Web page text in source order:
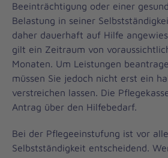
Beeinträchtigung oder einer
Belastung in seiner
daher dauerhaft auf Hilfe
gilt ein Zeitraum von
Monaten. Um Leistungen
müssen Sie jedoch nicht erst ein
verstreichen lassen. Die
Antrag über den Hilfebedarf.
Bei der Pflegeeinstufung ist vor
Selbstständigkeit entscheidend.